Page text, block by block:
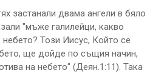
застанали двама ангели в бяло
"мъже галилейци, какво
небето? Този Иисус, Който се
ще дойде по същия начин,
на небето" (Деян.1:11). Така